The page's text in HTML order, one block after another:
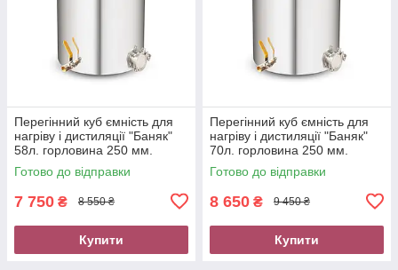
Перегінний куб ємність для
нагріву і дистиляції "Баняк"
58л. горловина 250 мм.
кламп 2" нержавійка
Готово до відправки
7 750 ₴ 8 550 ₴
Купити
Перегінний куб ємність для
нагріву і дистиляції "Баняк"
70л. горловина 250 мм.
кламп 2" нержавійка
Готово до відправки
8 650 ₴ 9 450 ₴
Купити